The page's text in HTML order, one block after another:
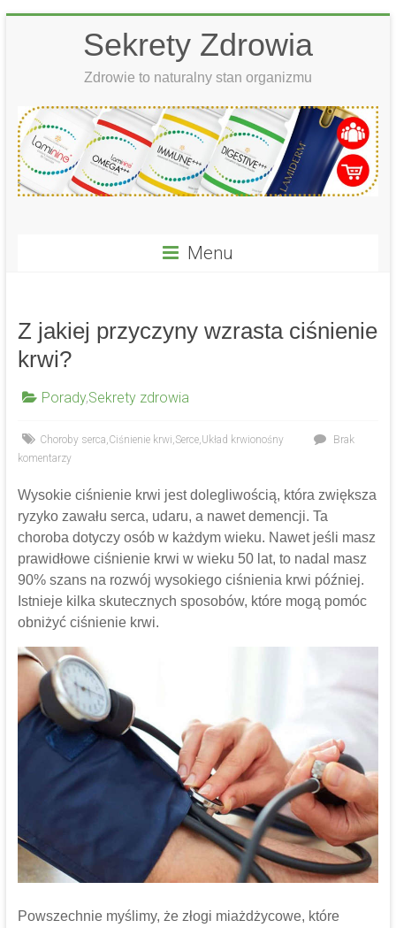
Sekrety Zdrowia
Zdrowie to naturalny stan organizmu
Menu
Z jakiej przyczyny wzrasta ciśnienie
krwi?
Porady,Sekrety zdrowia
Choroby serca,Ciśnienie krwi,Serce,Układ krwionośny
Brak
komentarzy
Wysokie ciśnienie krwi jest dolegliwością, która zwiększa
ryzyko zawału serca, udaru, a nawet demencji. Ta
choroba dotyczy osób w każdym wieku. Nawet jeśli masz
prawidłowe ciśnienie krwi w wieku 50 lat, to nadal masz
90% szans na rozwój wysokiego ciśnienia krwi później.
Istnieje kilka skutecznych sposobów, które mogą pomóc
obniżyć ciśnienie krwi.
Powszechnie myślimy, że złogi miażdżycowe, które